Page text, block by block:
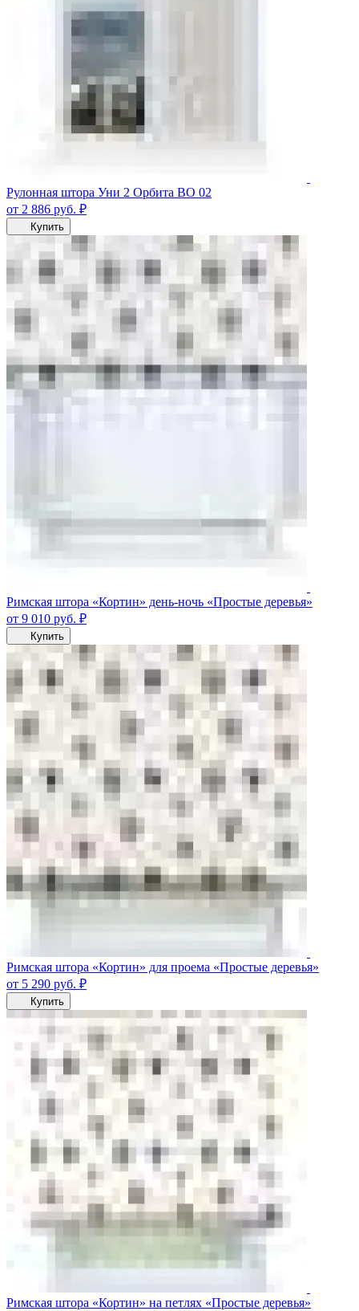
Рулонная штора Уни 2 Орбита ВО 02
от 2 886 руб. ₽
Купить
Римская штора «Кортин» день-ночь «Простые деревья»
от 9 010 руб. ₽
Купить
Римская штора «Кортин» для проема «Простые деревья»
от 5 290 руб. ₽
Купить
Римская штора «Кортин» на петлях «Простые деревья»